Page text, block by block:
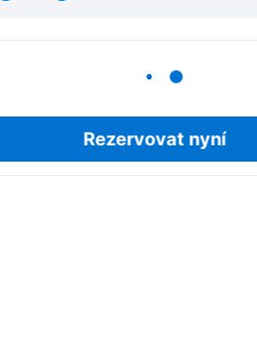
Rezervovat nyní